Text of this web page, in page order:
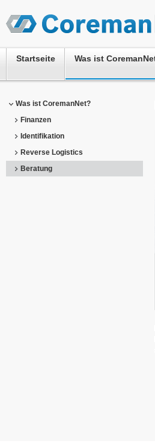
Startseite Was ist
Was ist CoremanNet?
Finanzen
Identifikation
Reverse Logistics
Beratung